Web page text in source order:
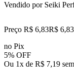
Vendido por Seiki
Preço R$ 6,83R$ 6,83
no Pix
5% OFF
Ou 1x de R$ 7,19